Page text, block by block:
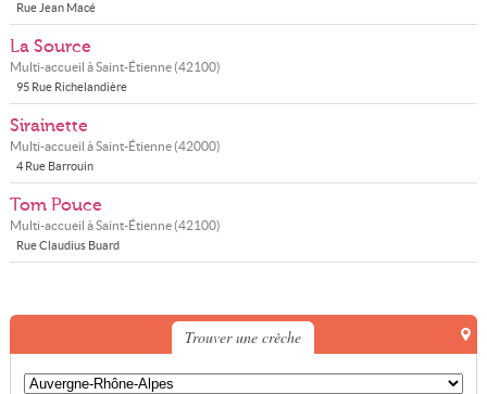
Rue Jean Macé
La Source
Multi-accueil àSaint-Étienne(42100)
95 Rue Richelandière
Sirainette
Multi-accueil àSaint-Étienne(42000)
4 Rue Barrouin
Tom Pouce
Multi-accueil àSaint-Étienne(42100)
Rue Claudius Buard
Trouver une crèche